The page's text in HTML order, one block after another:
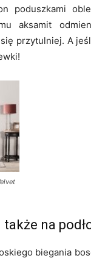
poduszkami
aksamit
przytulniej. A
na
biegania